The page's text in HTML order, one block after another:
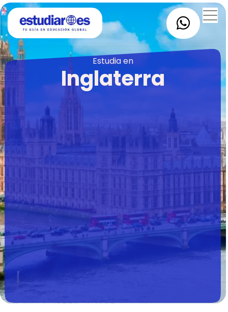
Estudia en
Inglaterra